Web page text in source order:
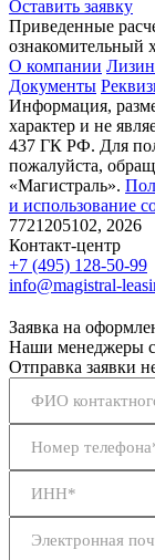
Оставить заявку
Приведенные
ознакомительный
О компании
Документы
Информация,
характер и не
437 ГК РФ. Для
пожалуйста,
«Магистраль».
и использование
7721205102, 2026
Контакт-центр
+7 (495) 128-50-99
info@magistral-
Заявка на
Наши менеджеры
Отправка заявки
ФИО
Номер
ИНН*
Электронная